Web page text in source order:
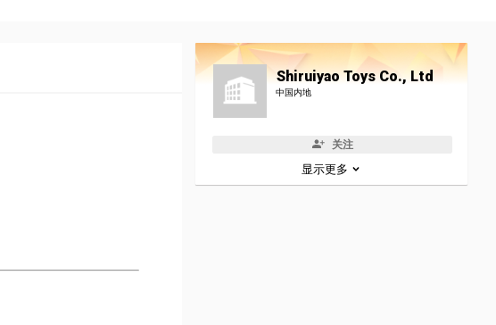
Shiruiyao Toys Co., Ltd
中国内地
关注
显示更多